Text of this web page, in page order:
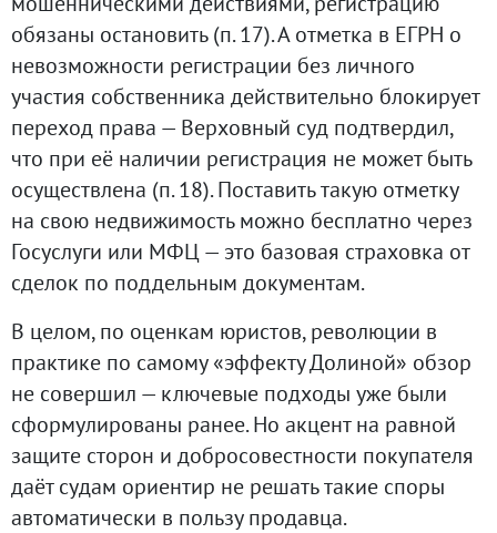
обязаны остановить (п. 17). А отметка в ЕГРН о
невозможности регистрации без личного
участия собственника действительно блокирует
переход права — Верховный суд подтвердил,
что при её наличии регистрация не может быть
осуществлена (п. 18). Поставить такую отметку
на свою недвижимость можно бесплатно через
Госуслуги или МФЦ — это базовая страховка от
сделок по поддельным документам.
В целом, по оценкам юристов, революции в
практике по самому «эффекту Долиной» обзор
не совершил — ключевые подходы уже были
сформулированы ранее. Но акцент на равной
защите сторон и добросовестности покупателя
даёт судам ориентир не решать такие споры
автоматически в пользу продавца.